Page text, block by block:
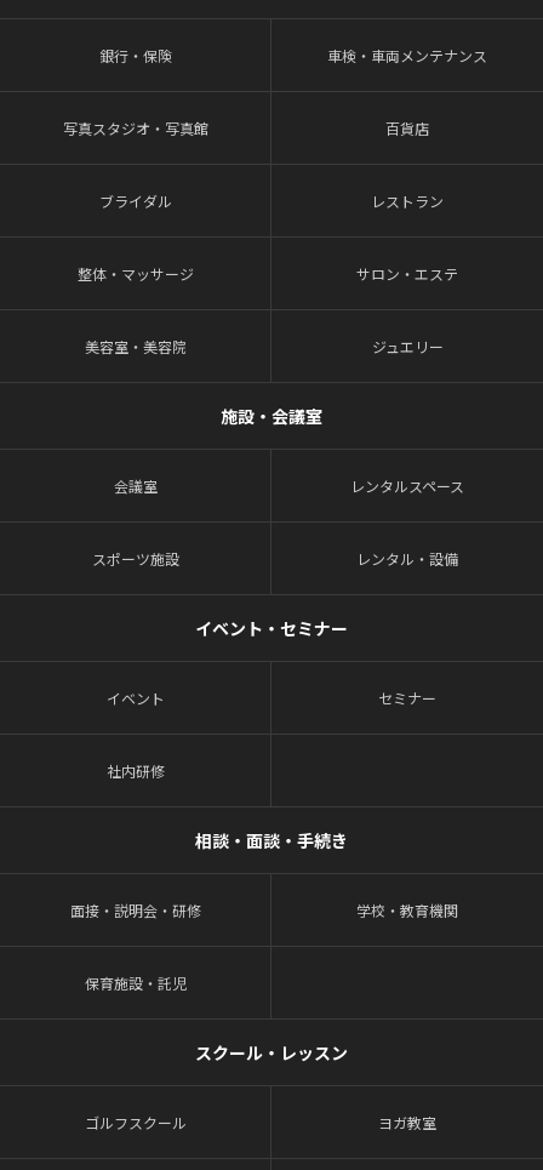
銀行・保険 車検・車両メンテナンス
写真スタジオ・写真館 百貨店
ブライダル レストラン
整体・マッサージ サロン・エステ
美容室・美容院 ジュエリー
施設・会議室
会議室 レンタルスペース
スポーツ施設 レンタル・設備
イベント・セミナー
イベント セミナー
社内研修
相談・面談・手続き
面接・説明会・研修 学校・教育機関
保育施設・託児
スクール・レッスン
ゴルフスクール ヨガ教室